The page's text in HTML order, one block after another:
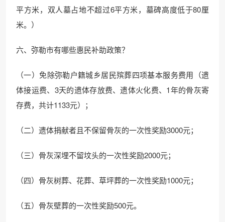
平方米，双人墓占地不超过6平方米，墓碑高度低于80厘
米。）
六、弥勒市有哪些惠民补助政策？
（一）免除弥勒户籍城乡居民殡葬四项基本服务费用（遗
体接运费、3天的遗体存放费、遗体火化费、1年的骨灰寄
存费，共计1133元）；
（二）遗体捐献者且不保留骨灰的一次性奖励3000元；
（三）骨灰深埋不留坟头的一次性奖励2000元；
（四）骨灰树葬、花葬、草坪葬的一次性奖励1000元；
（五）骨灰壁葬的一次性奖励500元。